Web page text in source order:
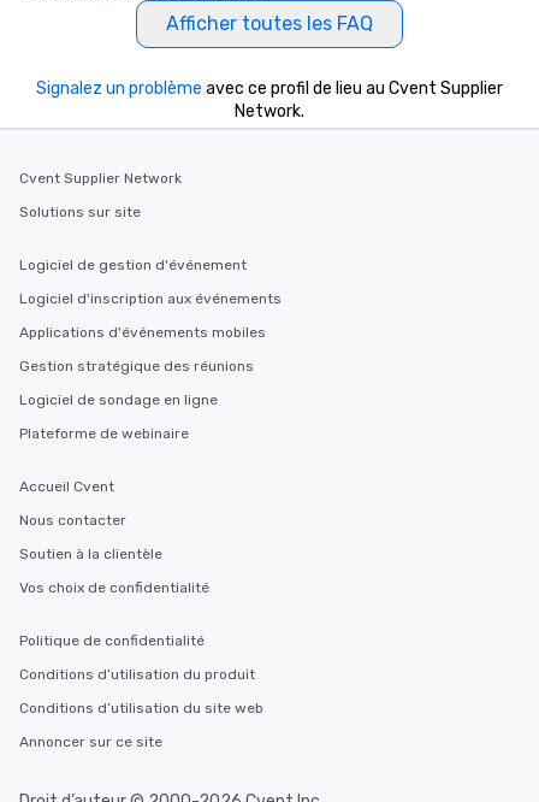
Afficher toutes les FAQ
Signalez un problème avec ce profil de lieu au Cvent Supplier
Network.
Cvent Supplier Network
Solutions sur site
Logiciel de gestion d'événement
Logiciel d'inscription aux événements
Applications d'événements mobiles
Gestion stratégique des réunions
Logiciel de sondage en ligne
Plateforme de webinaire
Accueil Cvent
Nous contacter
Soutien à la clientèle
Vos choix de confidentialité
Politique de confidentialité
Conditions d’utilisation du produit
Conditions d’utilisation du site web
Annoncer sur ce site